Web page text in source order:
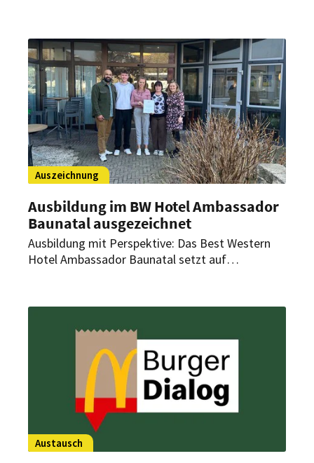
Modell durchgeführt. Dieses soll Theorie und
Praxis von Beginn an verzahnen und auf eine
enge Zusammenarbeit mit Partnerbetrieben
setzen.
Auszeichnung
Ausbildung im BW Hotel Ambassador
Baunatal ausgezeichnet
Ausbildung mit Perspektive: Das Best Western
Hotel Ambassador Baunatal setzt auf
Ausbildungsbetrieb ausgezeichnet.
Austausch